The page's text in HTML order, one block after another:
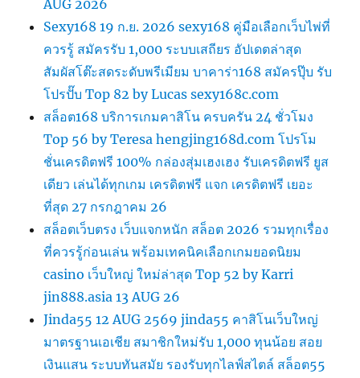
AUG 2026
Sexy168 19 ก.ย. 2026 sexy168 คู่มือเลือกเว็บไพ่ที่
ควรรู้ สมัครรับ 1,000 ระบบเสถียร อัปเดตล่าสุด
สัมผัสโต๊ะสดระดับพรีเมียม บาคาร่า168 สมัครปุ๊บ รับ
โปรปั๊บ Top 82 by Lucas sexy168c.com
สล็อต168 บริการเกมคาสิโน ครบครัน 24 ชั่วโมง
Top 56 by Teresa hengjing168d.com โปรโม
ชั่นเครดิตฟรี 100% กล่องสุ่มเฮงเฮง รับเครดิตฟรี ยูส
เดียว เล่นได้ทุกเกม เครดิตฟรี แจก เครดิตฟรี เยอะ
ที่สุด 27 กรกฎาคม 26
สล็อตเว็บตรง เว็บแจกหนัก สล็อต 2026 รวมทุกเรื่อง
ที่ควรรู้ก่อนเล่น พร้อมเทคนิคเลือกเกมยอดนิยม
casino เว็บใหญ่ ใหม่ล่าสุด Top 52 by Karri
jin888.asia 13 AUG 26
Jinda55 12 AUG 2569 jinda55 คาสิโนเว็บใหญ่
มาตรฐานเอเชีย สมาชิกใหม่รับ 1,000 ทุนน้อย สอย
เงินแสน ระบบทันสมัย รองรับทุกไลฟ์สไตล์ สล็อต55